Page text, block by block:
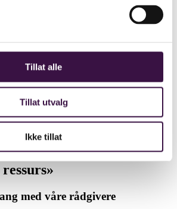
Tillat alle
Tillat utvalg
Ikke tillat
for gjenvinning
med våre rådgivere